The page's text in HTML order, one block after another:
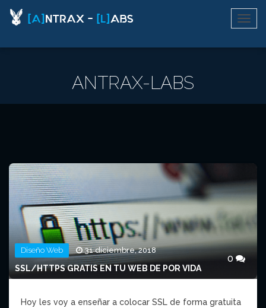
ANTRAX-LABS
Diseño Web 31 diciembre, 2018
0
SSL/HTTPS GRATIS EN TU WEB DE POR VIDA
Hoy les voy a enseñar a colocar SSL de forma gratuita